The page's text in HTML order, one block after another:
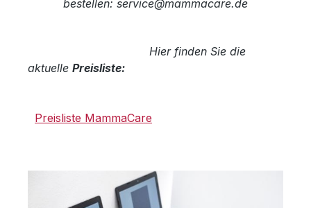
bestellen: service@mammacare.de
Hier finden Sie die
aktuelle Preisliste:
Preisliste MammaCare